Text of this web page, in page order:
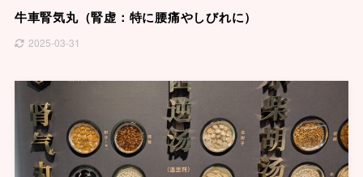
牛車腎気丸（腎虚：特に腰痛やしびれに）
2025-03-31